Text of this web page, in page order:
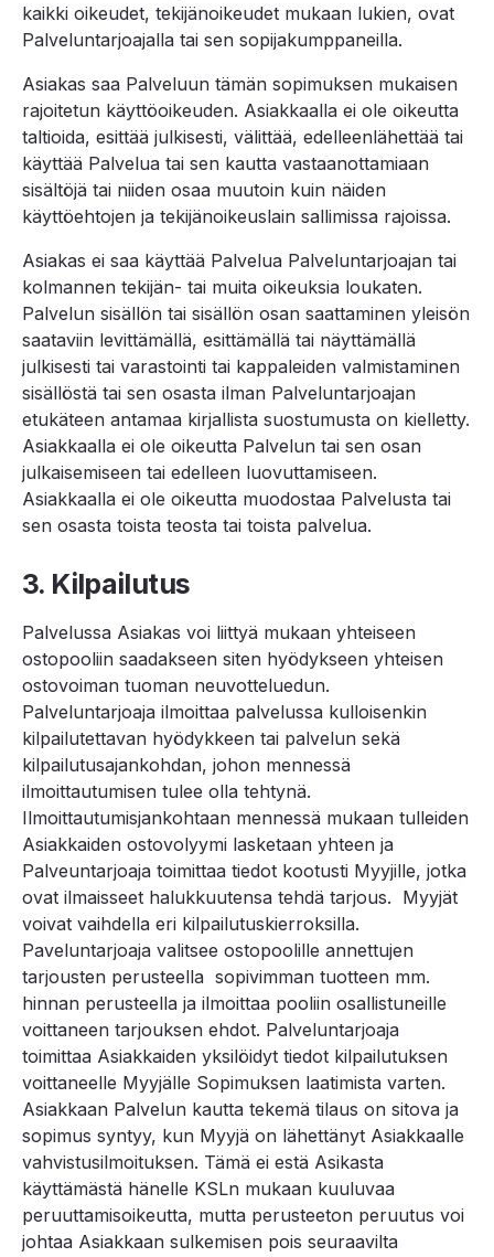
kaikki oikeudet, tekijänoikeudet mukaan lukien, ovat
Palveluntarjoajalla tai sen sopijakumppaneilla.
Asiakas saa Palveluun tämän sopimuksen mukaisen
rajoitetun käyttöoikeuden. Asiakkaalla ei ole oikeutta
taltioida, esittää julkisesti, välittää, edelleenlähettää tai
käyttää Palvelua tai sen kautta vastaanottamiaan
sisältöjä tai niiden osaa muutoin kuin näiden
käyttöehtojen ja tekijänoikeuslain sallimissa rajoissa.
Asiakas ei saa käyttää Palvelua Palveluntarjoajan tai
kolmannen tekijän- tai muita oikeuksia loukaten.
Palvelun sisällön tai sisällön osan saattaminen yleisön
saataviin levittämällä, esittämällä tai näyttämällä
julkisesti tai varastointi tai kappaleiden valmistaminen
sisällöstä tai sen osasta ilman Palveluntarjoajan
etukäteen antamaa kirjallista suostumusta on kielletty.
Asiakkaalla ei ole oikeutta Palvelun tai sen osan
julkaisemiseen tai edelleen luovuttamiseen.
Asiakkaalla ei ole oikeutta muodostaa Palvelusta tai
sen osasta toista teosta tai toista palvelua.
3. Kilpailutus
Palvelussa Asiakas voi liittyä mukaan yhteiseen
ostopooliin saadakseen siten hyödykseen yhteisen
ostovoiman tuoman neuvotteluedun.
Palveluntarjoaja ilmoittaa palvelussa kulloisenkin
kilpailutettavan hyödykkeen tai palvelun sekä
kilpailutusajankohdan, johon mennessä
ilmoittautumisen tulee olla tehtynä.
Ilmoittautumisjankohtaan mennessä mukaan tulleiden
Asiakkaiden ostovolyymi lasketaan yhteen ja
Palveuntarjoaja toimittaa tiedot kootusti Myyjille, jotka
ovat ilmaisseet halukkuutensa tehdä tarjous. Myyjät
voivat vaihdella eri kilpailutuskierroksilla.
Paveluntarjoaja valitsee ostopoolille annettujen
tarjousten perusteella sopivimman tuotteen mm.
hinnan perusteella ja ilmoittaa pooliin osallistuneille
voittaneen tarjouksen ehdot. Palveluntarjoaja
toimittaa Asiakkaiden yksilöidyt tiedot kilpailutuksen
voittaneelle Myyjälle Sopimuksen laatimista varten.
Asiakkaan Palvelun kautta tekemä tilaus on sitova ja
sopimus syntyy, kun Myyjä on lähettänyt Asiakkaalle
vahvistusilmoituksen. Tämä ei estä Asikasta
käyttämästä hänelle KSLn mukaan kuuluvaa
peruuttamisoikeutta, mutta perusteeton peruutus voi
johtaa Asiakkaan sulkemisen pois seuraavilta